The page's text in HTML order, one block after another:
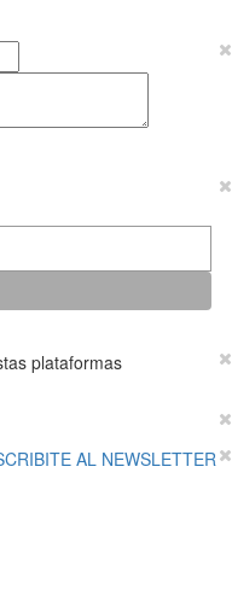
plataformas
AL NEWSLETTER